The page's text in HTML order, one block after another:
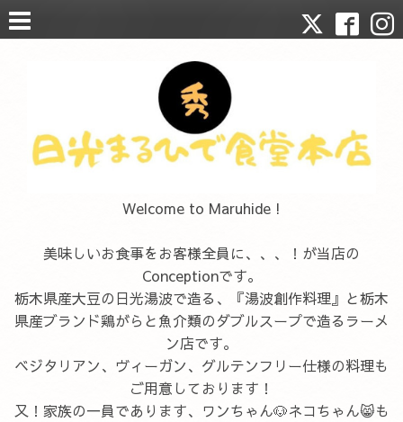
Welcome to Maruhide !
美味しいお食事をお客様全員に、、、！が当店の
Conceptionです。
栃木県産大豆の日光湯波で造る、『湯波創作料理』と栃木
県産ブランド鶏がらと魚介類のダブルスープで造るラーメ
ン店です。
ベジタリアン、ヴィーガン、グルテンフリー仕様の料理も
ご用意しております！
又！家族の一員であります、ワンちゃん🐶ネコちゃん😸も